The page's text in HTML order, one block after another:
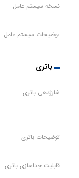
نسخه سیستم عامل
توضیحات سیستم عامل
باتری
شارژدهی باتری
توضیحات باتری
قابلیت جداسازی باتری